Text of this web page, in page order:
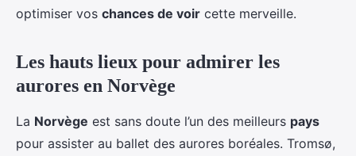
optimiser vos chances de voir cette merveille.
Les hauts lieux pour admirer les
aurores en Norvège
La Norvège est sans doute l’un des meilleurs pays
pour assister au ballet des aurores boréales. Tromsø,